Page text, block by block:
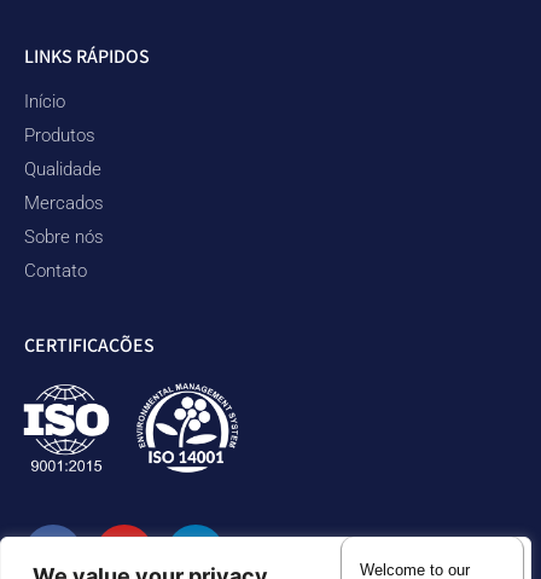
LINKS RÁPIDOS
Início
Produtos
Qualidade
Mercados
Sobre nós
Contato
CERTIFICAÇÕES
Welcome to our